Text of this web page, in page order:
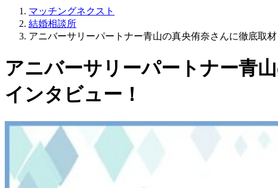
マッチングネクスト
結婚相談所
アニバーサリーパートナー青山の真央侑奈さんに徹底取
アニバーサリーパートナー青
インタビュー！